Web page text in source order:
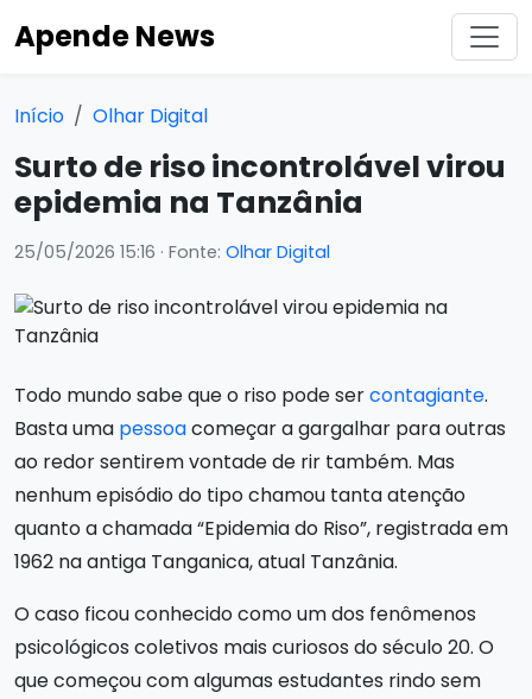
Apende News
Início Olhar Digital
Surto de riso incontrolável virou
epidemia na Tanzânia
25/05/2026 15:16 · Fonte: Olhar Digital
Todo mundo sabe que o riso pode sercontagiante.
Basta uma pessoacomeçar a gargalhar para outras
ao redor sentirem vontade de rir também. Mas
nenhum episódio do tipo chamou tanta atenção
quanto a chamada “Epidemia do Riso”, registrada em
1962 na antiga Tanganica, atual Tanzânia.
O caso ficou conhecido como um dos fenômenos
psicológicos coletivos mais curiosos do século 20. O
que começou com algumas estudantes rindo sem